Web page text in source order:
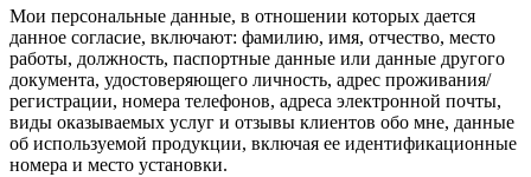
Мои персональные данные, в отношении которых дается
данное согласие, включают: фамилию, имя, отчество, место
работы, должность, паспортные данные или данные другого
документа, удостоверяющего личность, адрес проживания/
регистрации, номера телефонов, адреса электронной почты,
виды оказываемых услуг и отзывы клиентов обо мне, данные
об используемой продукции, включая ее идентификационные
номера и место установки.